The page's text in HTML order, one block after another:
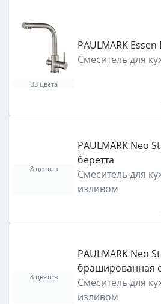
PAULMARK
Смеситель для
33 цвета
PAULMARK Neo
беретта
Смеситель для
изливом
8 цветов
PAULMARK Neo
брашированная
Смеситель для
изливом
8 цветов